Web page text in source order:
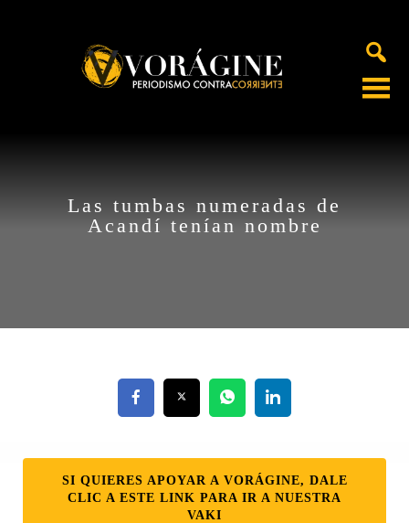
Las tumbas numeradas de
Acandí tenían nombre
SI QUIERES APOYAR A VORÁGINE, DALE
CLIC A ESTE LINK PARA IR A NUESTRA
VAKI